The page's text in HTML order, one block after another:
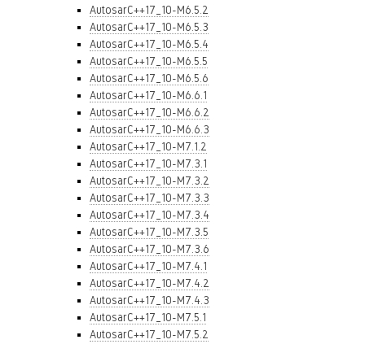
AutosarC++17_10-M6.5.2
AutosarC++17_10-M6.5.3
AutosarC++17_10-M6.5.4
AutosarC++17_10-M6.5.5
AutosarC++17_10-M6.5.6
AutosarC++17_10-M6.6.1
AutosarC++17_10-M6.6.2
AutosarC++17_10-M6.6.3
AutosarC++17_10-M7.1.2
AutosarC++17_10-M7.3.1
AutosarC++17_10-M7.3.2
AutosarC++17_10-M7.3.3
AutosarC++17_10-M7.3.4
AutosarC++17_10-M7.3.5
AutosarC++17_10-M7.3.6
AutosarC++17_10-M7.4.1
AutosarC++17_10-M7.4.2
AutosarC++17_10-M7.4.3
AutosarC++17_10-M7.5.1
AutosarC++17_10-M7.5.2